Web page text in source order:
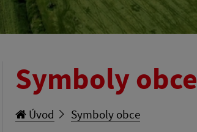
Symboly obce
Úvod Symboly obce